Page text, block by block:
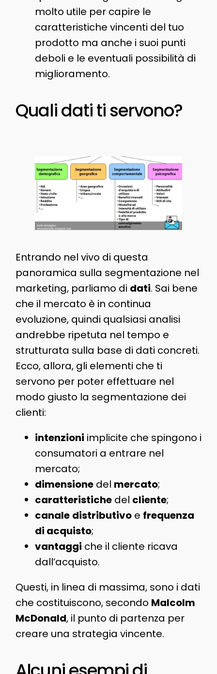
molto utile per capire le
caratteristiche vincenti del tuo
prodotto ma anche i suoi punti
deboli e le eventuali possibilità di
miglioramento.
Quali dati ti servono?
Entrando nel vivo di questa
panoramica sulla segmentazione nel
marketing, parliamo di dati. Sai bene
che il mercato è in continua
evoluzione, quindi qualsiasi analisi
andrebbe ripetuta nel tempo e
strutturata sulla base di dati concreti.
Ecco, allora, gli elementi che ti
servono per poter effettuare nel
modo giusto la segmentazione dei
clienti:
intenzioni implicite che spingono i
consumatori a entrare nel
mercato;
dimensionedel mercato;
caratteristichedel cliente;
canale distributivoe frequenza
di acquisto;
vantaggi che il cliente ricava
dall’acquisto.
Questi, in linea di massima, sono i dati
che costituiscono, secondo Malcolm
McDonald, il punto di partenza per
creare una strategia vincente.